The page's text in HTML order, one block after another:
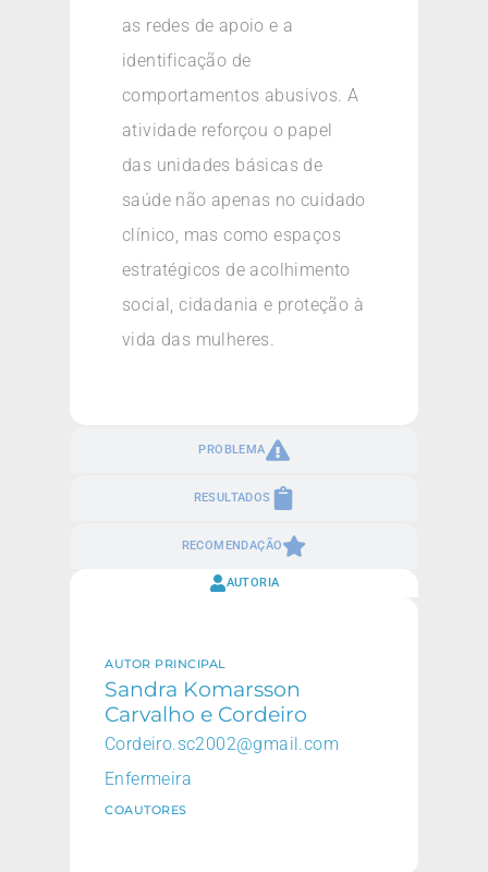
PROBLEMA
RESULTADOS
RECOMENDAÇÃO
as redes de apoio e a
identificação de
comportamentos abusivos. A
atividade reforçou o papel
das unidades básicas de
saúde não apenas no cuidado
clínico, mas como espaços
estratégicos de acolhimento
social, cidadania e proteção à
vida das mulheres.
AUTORIA
AUTOR PRINCIPAL
Sandra Komarsson
Carvalho e Cordeiro
Cordeiro.sc2002@gmail.com
Enfermeira
COAUTORES